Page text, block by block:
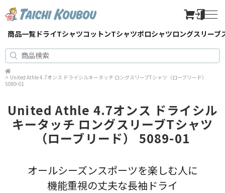
商品一覧ドライTシャツコットンTシャツポロシャツロングスリーブ
> United Athle 4.7オンス ドライシルキータッチ ロングスリーブTシャツ（ローブリード）
5089-01
United Athle 4.7オンス ドライシル
キータッチ ロングスリーブTシャツ
（ローブリード） 5089-01
オールシーズンスポーツを楽しむ人に
機能重視の丈夫な長袖ドライ